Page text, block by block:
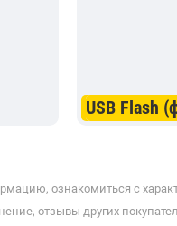
USB Flash
ознакомиться с
отзывы других